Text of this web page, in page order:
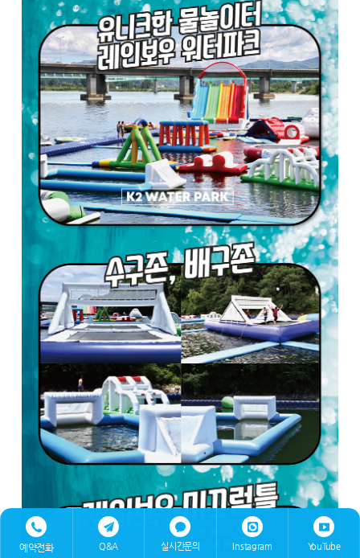
예약전화 Q&A 실시간문의 Instagram YouTube